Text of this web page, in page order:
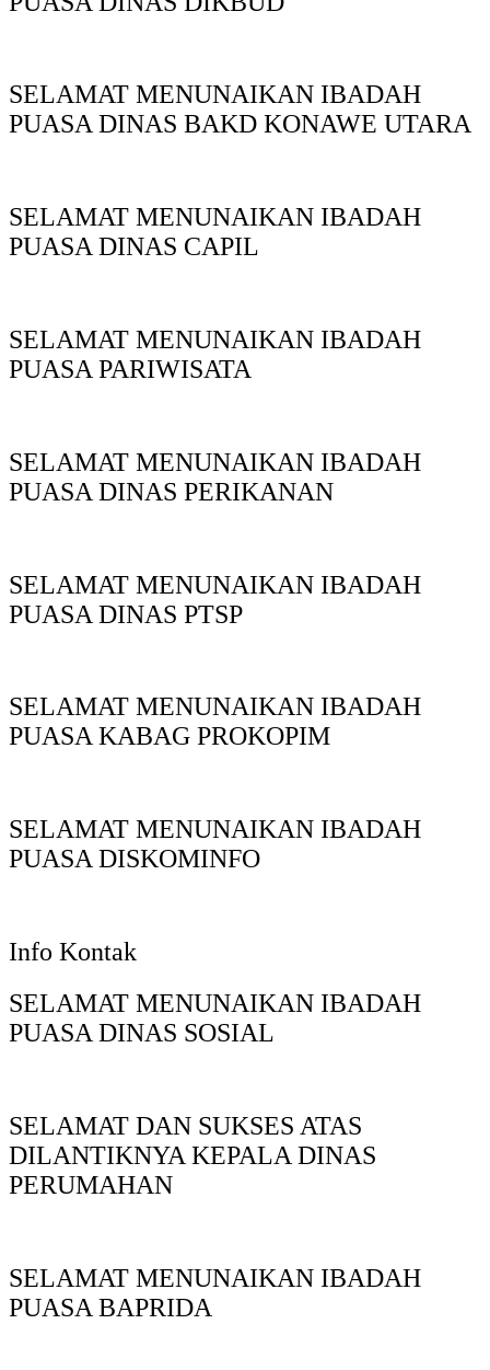
SELAMAT MENUNAIKAN IBADAH
PUASA DINAS BAKD KONAWE UTARA
SELAMAT MENUNAIKAN IBADAH
PUASA DINAS CAPIL
SELAMAT MENUNAIKAN IBADAH
PUASA PARIWISATA
SELAMAT MENUNAIKAN IBADAH
PUASA DINAS PERIKANAN
SELAMAT MENUNAIKAN IBADAH
PUASA DINAS PTSP
SELAMAT MENUNAIKAN IBADAH
PUASA KABAG PROKOPIM
SELAMAT MENUNAIKAN IBADAH
PUASA DISKOMINFO
Info Kontak
SELAMAT MENUNAIKAN IBADAH
PUASA DINAS SOSIAL
SELAMAT DAN SUKSES ATAS
DILANTIKNYA KEPALA DINAS
PERUMAHAN
SELAMAT MENUNAIKAN IBADAH
PUASA BAPRIDA